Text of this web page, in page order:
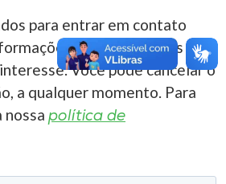
para entrar em contato
correlacionadas que
Você pode cancelar o
a qualquer momento. Para
nossa política de